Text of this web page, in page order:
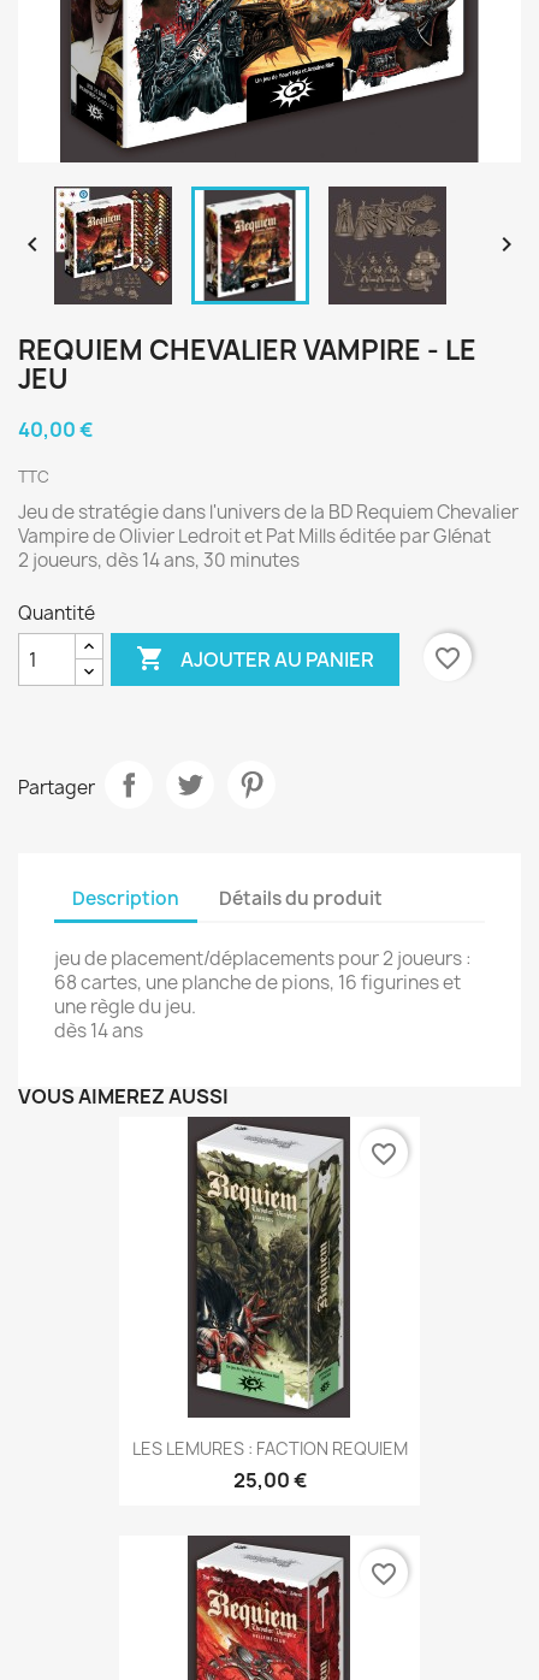
 
REQUIEM CHEVALIER VAMPIRE - LE
JEU
40,00 €
TTC
Jeu de stratégie dans l'univers de la BD Requiem Chevalier
Vampire de Olivier Ledroit et Pat Mills éditée par Glénat
2 joueurs, dès 14 ans, 30 minutes
Quantité
 AJOUTER AU PANIER favorite_border
Partager
Description Détails du produit
jeu de placement/déplacements pour 2 joueurs :
68 cartes, une planche de pions, 16 figurines et
une règle du jeu.
dès 14 ans
VOUS AIMEREZ AUSSI
LES LEMURES : FACTION REQUIEM
25,00 €
favorite_border
favorite_border